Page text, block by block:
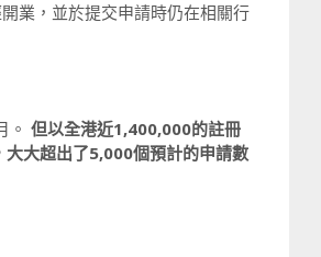
業，並於提交申請時仍在相關行
。 但以全港近1,400,000的註冊
大超出了5,000個預計的申請數